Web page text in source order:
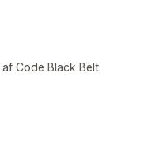
Code Black Belt.